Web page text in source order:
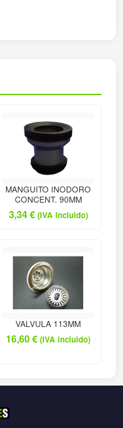
MANGUITO INODORO
CONCENT. 90MM
3,34€ (IVA incluido)
VALVULA 113MM
16,60€ (IVA incluido)